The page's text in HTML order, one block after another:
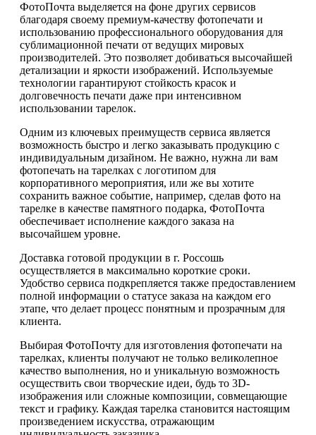
ФотоПочта выделяется на фоне других сервисов
благодаря своему премиум-качеству фотопечати и
использованию профессионального оборудования для
сублимационной печати от ведущих мировых
производителей. Это позволяет добиваться высочайшей
детализации и яркости изображений. Используемые
технологии гарантируют стойкость красок и
долговечность печати даже при интенсивном
использовании тарелок.
Одним из ключевых преимуществ сервиса является
возможность быстро и легко заказывать продукцию с
индивидуальным дизайном. Не важно, нужна ли вам
фотопечать на тарелках с логотипом для
корпоративного мероприятия, или же вы хотите
сохранить важное событие, например, сделав фото на
тарелке в качестве памятного подарка, ФотоПочта
обеспечивает исполнение каждого заказа на
высочайшем уровне.
Доставка готовой продукции в г. Россошь
осуществляется в максимально короткие сроки.
Удобство сервиса подкрепляется также предоставлением
полной информации о статусе заказа на каждом его
этапе, что делает процесс понятным и прозрачным для
клиента.
Выбирая ФотоПочту для изготовления фотопечати на
тарелках, клиенты получают не только великолепное
качество выполнения, но и уникальную возможность
осуществить свои творческие идеи, будь то 3D-
изображения или сложные композиции, совмещающие
текст и графику. Каждая тарелка становится настоящим
произведением искусства, отражающим